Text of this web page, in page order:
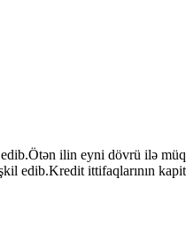
ilin eyni dövrü ilə
edib.Kredit ittifaqlarının